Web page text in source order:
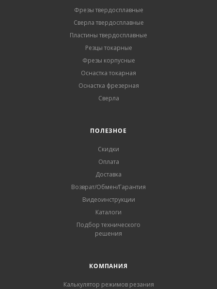
Фрезы твердосплавные
Сверла твердосплавные
Пластины твердосплавные
Резцы токарные
Фрезы корпусные
Оснастка токарная
Оснастка фрезерная
Сверла
ПОЛЕЗНОЕ
Скидки
Оплата
Доставка
Возврат/Обмен/Гарантия
Видеоинструкции
Каталоги
Подбор технического
решения
КОМПАНИЯ
Калькулятор режимов резания